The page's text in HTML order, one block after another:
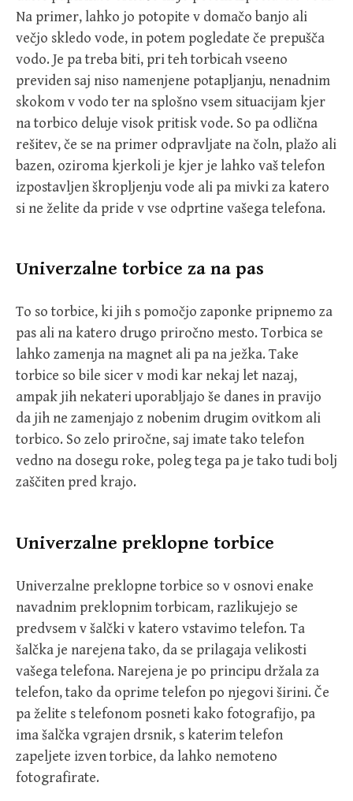
Na primer, lahko jo potopite v domačo banjo ali
večjo skledo vode, in potem pogledate če prepušča
vodo. Je pa treba biti, pri teh torbicah vseeno
previden saj niso namenjene potapljanju, nenadnim
skokom v vodo ter na splošno vsem situacijam kjer
na torbico deluje visok pritisk vode. So pa odlična
rešitev, če se na primer odpravljate na čoln, plažo ali
bazen, oziroma kjerkoli je kjer je lahko vaš telefon
izpostavljen škropljenju vode ali pa mivki za katero
si ne želite da pride v vse odprtine vašega telefona.
Univerzalne torbice za na pas
To so torbice, ki jih s pomočjo zaponke pripnemo za
pas ali na katero drugo priročno mesto. Torbica se
lahko zamenja na magnet ali pa na ježka. Take
torbice so bile sicer v modi kar nekaj let nazaj,
ampak jih nekateri uporabljajo še danes in pravijo
da jih ne zamenjajo z nobenim drugim ovitkom ali
torbico. So zelo priročne, saj imate tako telefon
vedno na dosegu roke, poleg tega pa je tako tudi bolj
zaščiten pred krajo.
Univerzalne preklopne torbice
Univerzalne preklopne torbice so v osnovi enake
navadnim preklopnim torbicam, razlikujejo se
predvsem v šalčki v katero vstavimo telefon. Ta
šalčka je narejena tako, da se prilagaja velikosti
vašega telefona. Narejena je po principu držala za
telefon, tako da oprime telefon po njegovi širini. Če
pa želite s telefonom posneti kako fotografijo, pa
ima šalčka vgrajen drsnik, s katerim telefon
zapeljete izven torbice, da lahko nemoteno
fotografirate.